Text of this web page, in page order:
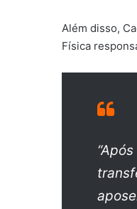
Além disso,
Física